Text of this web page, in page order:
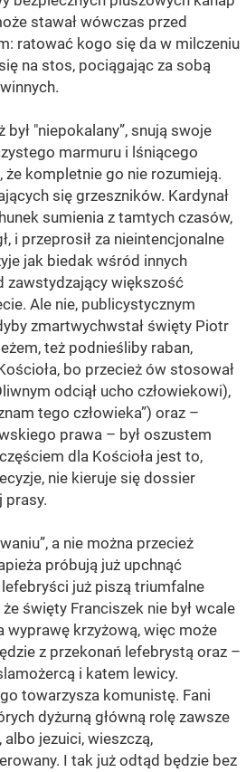
stawał wówczas przed
ratować kogo się da w milczeniu
na stos, pociągając za sobą
był "niepokalany”, snują swoje
marmuru i lśniącego
kompletnie go nie rozumieją.
się grzeszników. Kardynał
sumienia z tamtych czasów,
i przeprosił za nieintencjonalne
jak biedak wśród innych
zawstydzający większość
Ale nie, publicystycznym
zmartwychwstał święty Piotr
też podnieśliby raban,
bo przecież ów stosował
odciął ucho człowiekowi),
tego człowieka”) oraz –
prawa – był oszustem
dla Kościoła jest to,
nie kieruje się dossier
prasy.
a nie można przecież
próbują już upchnąć
już piszą triumfalne
święty Franciszek nie był wcale
wyprawę krzyżową, więc może
z przekonań lefebrystą oraz –
i katem lewicy.
towarzysza komunistę. Fani
dyżurną główną rolę zawsze
jezuici, wieszczą,
I tak już odtąd będzie bez